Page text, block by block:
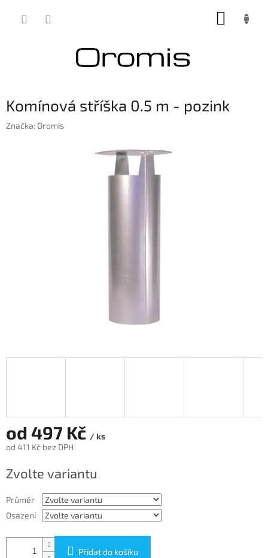
Komínová stříška 0.5 m - pozink
Značka: Oromis
od 497 Kč / ks
od 411 Kč bez DPH
cena:
Zvolte variantu
Průměr
Osazení
Přidat do košíku